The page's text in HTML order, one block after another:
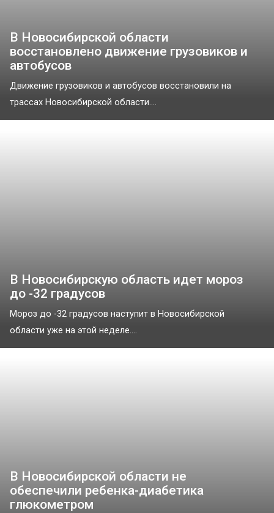
В Новосибирской области
восстановлено движение грузовиков и
автобусов
Движение грузовиков и автобусов восстановили на
трассах Новосибирской области....
В Новосибирскую область идет мороз
до -32 градусов
Мороз до -32 градусов наступит в Новосибирской
области уже на этой неделе....
В Новосибирской области не
обеспечили ребенка-диабетика
глюкометром